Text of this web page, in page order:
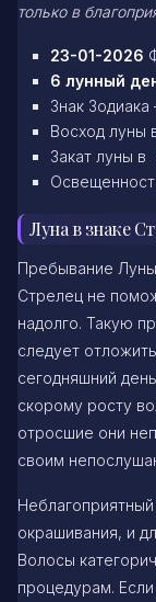
только в
23-01-2026
6 лунный
Знак
Восход луны
Закат луны в
Луна в знаке
Пребывание Луны
Стрелец не
надолго. Такую
следует
сегодняшний
скорому росту
отросшие они
своим
окрашивания, и
Волосы
процедурам.